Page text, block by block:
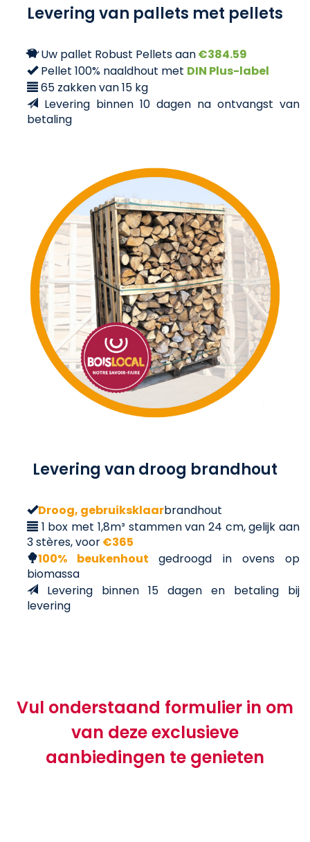
Levering van pallets met pellets
Uw pallet Robust Pellets aan€384.59
Pellet 100% naaldhout met DIN Plus-label
65 zakken van 15 kg
Levering binnen 10 dagen na ontvangst van
betaling
Levering van droog brandhout
Droog, gebruiksklaarbrandhout
1 box met 1,8m³ stammen van 24 cm, gelijk aan
3 stères, voor€365
100% beukenhoutgedroogd in ovens op
biomassa
Levering binnen 15 dagen en betaling bij
levering
Vul onderstaand formulier in om
van deze exclusieve
aanbiedingen te genieten